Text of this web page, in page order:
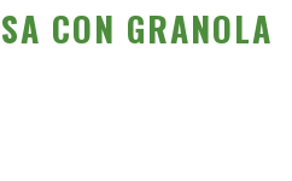
CON GRANOLA